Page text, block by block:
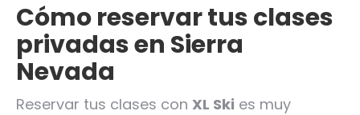
Cómo reservar tus clases
privadas en Sierra
Nevada
Reservar tus clases con XL Ski es muy